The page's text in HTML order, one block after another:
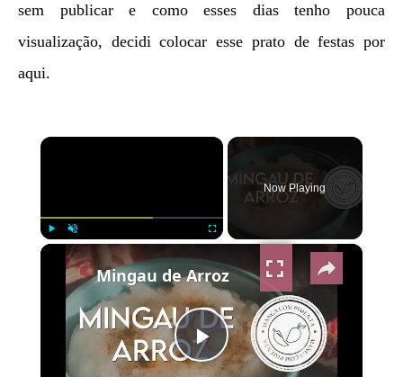
sem publicar e como esses dias tenho pouca
visualização, decidi colocar esse prato de festas por
aqui.
×
Unmute
Now Playing
×
Play
Mingau de Arroz